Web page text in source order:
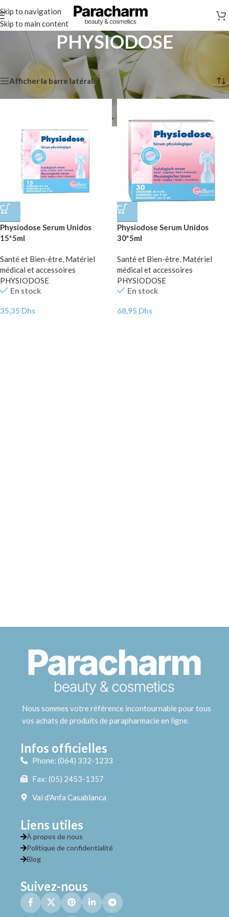
Skip to navigation
Skip to main content
PHYSIODOSE
Marques /PHYSIODOSE
Afficher la barre latérale
Physiodose Serum Unidos
15*5ml
Santé et Bien-être, Matériel
médical et accessoires
PHYSIODOSE
En stock
35,35 Dhs
Physiodose Serum Unidos
30*5ml
Santé et Bien-être, Matériel
médical et accessoires
PHYSIODOSE
En stock
68,95 Dhs
Nous sommes votre référence incontournable pour tous
vos achats de produits de parapharmacie en ligne.
Infos officielles
Phone: (064) 332-1233
Fax: (05) 2453-1357
Val d'Anfa Casablanca
Liens utiles
À propos de nous
Politique de confidentialité
Blog
Suivez-nous